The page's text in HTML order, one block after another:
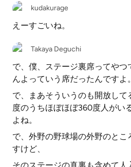
kudakurage
えーすごいね。
Takaya Deguchi
で、僕、ステージ裏席ってや
んよっていう席だったんですよ。
で、まあそういうのも開放し
度のうちほぼほぼ360度人がい
よね。
で、外野の野球場の外野のと
すけど、